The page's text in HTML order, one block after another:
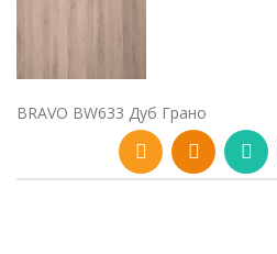
BRAVO BW633 Дуб Грано